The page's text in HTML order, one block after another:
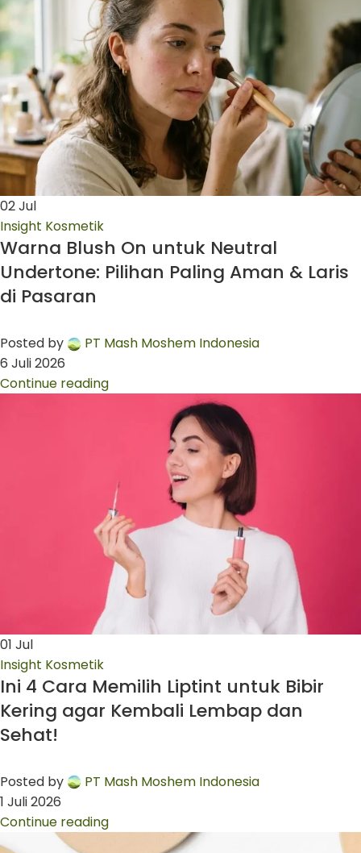
02Jul
Insight Kosmetik
Warna Blush On untuk Neutral
Undertone: Pilihan Paling Aman & Laris
di Pasaran
Posted by
PT Mash Moshem Indonesia
6 Juli 2026
Continue reading
01 Jul
Insight Kosmetik
Ini 4 Cara Memilih Liptint untuk Bibir
Kering agar Kembali Lembap dan
Sehat!
Posted by
PT Mash Moshem Indonesia
1 Juli 2026
Continue reading